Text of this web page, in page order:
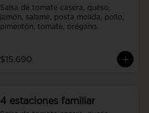
Salsa de tomate casera, queso,
jamón, salame, posta molida, pollo,
pimentón, tomate, orégano.
$15.690
4 estaciones familiar